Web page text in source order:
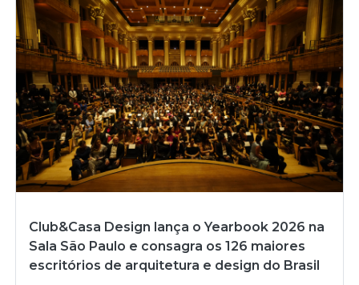
Club&Casa Design lança o Yearbook 2026 na
Sala São Paulo e consagra os 126 maiores
escritórios de arquitetura e design do Brasil